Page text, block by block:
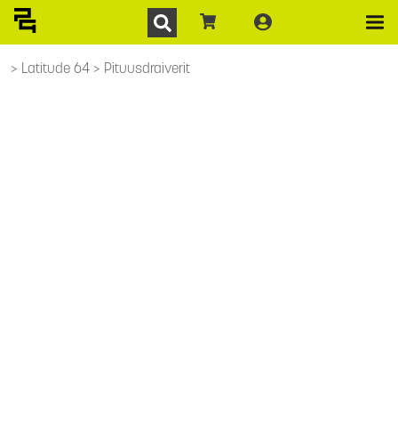
Latitude 64 Pituusdraiverit